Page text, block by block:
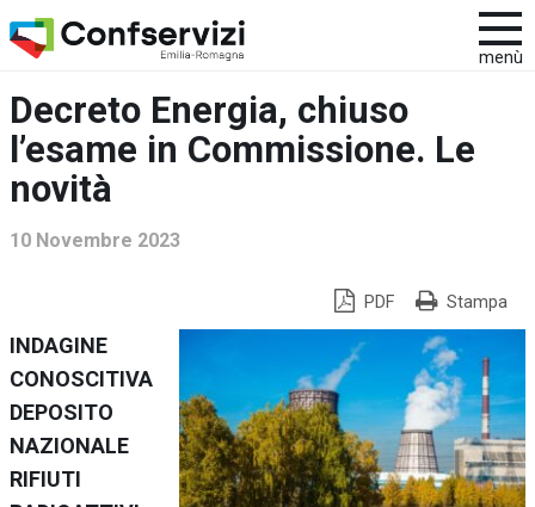
menù
Decreto Energia, chiuso
l’esame in Commissione. Le
novità
10 Novembre 2023
PDF Stampa
INDAGINE
CONOSCITIVA
DEPOSITO
NAZIONALE
RIFIUTI